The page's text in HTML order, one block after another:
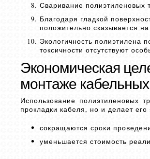
Сваривание полиэтиленовых
Благодаря гладкой
положительно сказывается
Экологичность полиэтилена
токсичности отсутствуют
Экономическая
монтаже
Использование полиэтиленовых
прокладки кабеля, но и делает
сокращаются сроки
уменьшается стоимость